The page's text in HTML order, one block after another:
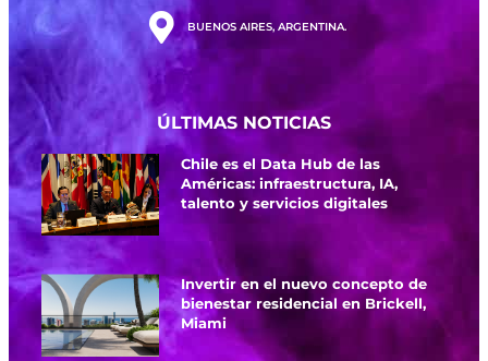
BUENOS AIRES, ARGENTINA.
ÚLTIMAS NOTICIAS
Chile es el Data Hub de las
Américas: infraestructura, IA,
talento y servicios digitales
Invertir en el nuevo concepto de
bienestar residencial en Brickell,
Miami